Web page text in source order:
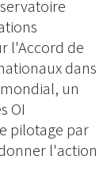
l'Accord de
dans
un
OI
pilotage par
l'action